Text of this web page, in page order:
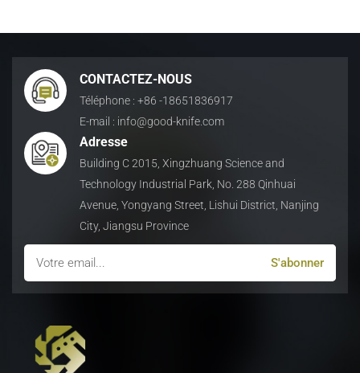
CONTACTEZ-NOUS
Téléphone : +86 -18651836917
E-mail : info@good-knife.com
Adresse
Building C 2015, Xingzhuang Science and
Technology Industrial Park, No. 288 Qinhuai
Avenue, Yongyang Street, Lishui District, Nanjing
City, Jiangsu Province